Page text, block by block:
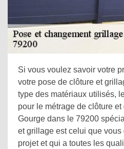
Si vous voulez savoir votre
votre pose de clôture et
type des matériaux utilisés,
pour le métrage de clôture
Gourge dans le 79200
et grillage est celui que vous
projet et qui a toutes les